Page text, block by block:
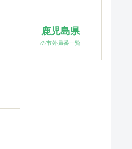
鹿児島県
の市外局番一覧